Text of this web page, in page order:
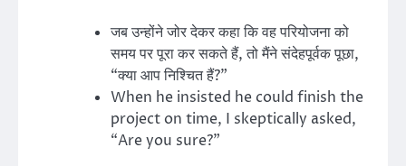
जब उन्होंने जोर देकर कहा कि वह परियोजना को
समय पर पूरा कर सकते हैं, तो मैंने संदेहपूर्वक पूछा,
“क्या आप निश्चित हैं?”
When he insisted he could finish the
project on time, I skeptically asked,
“Are you sure?”